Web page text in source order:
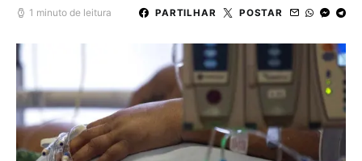
1 minuto de leitura PARTILHAR POSTAR